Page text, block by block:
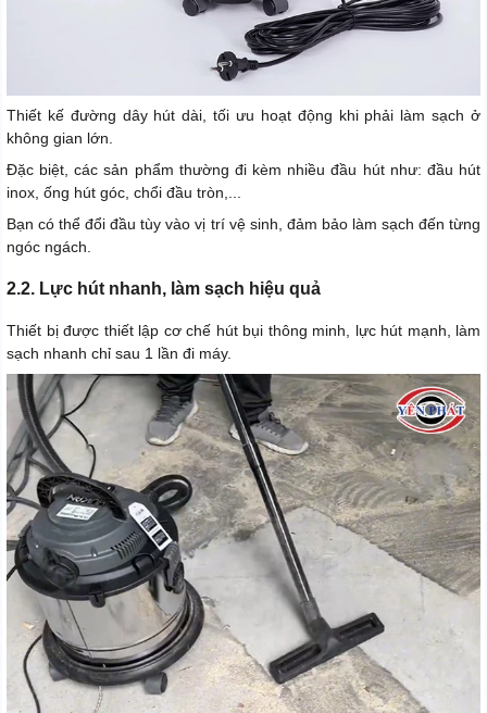
Thiết kế đường dây hút dài, tối ưu hoạt động khi phải làm sạch ở
không gian lớn.
Đặc biệt, các sản phẩm thường đi kèm nhiều đầu hút như: đầu hút
inox, ống hút góc, chổi đầu tròn,...
Bạn có thể đổi đầu tùy vào vị trí vệ sinh, đảm bảo làm sạch đến từng
ngóc ngách.
2.2. Lực hút nhanh, làm sạch hiệu quả
Thiết bị được thiết lập cơ chế hút bụi thông minh, lực hút mạnh, làm
sạch nhanh chỉ sau 1 lần đi máy.